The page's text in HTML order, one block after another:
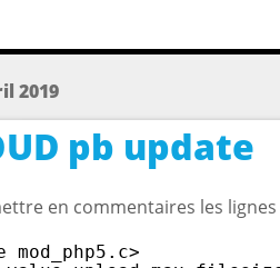
2019
pb update
en commentaires les lignes
mod_php5.c>